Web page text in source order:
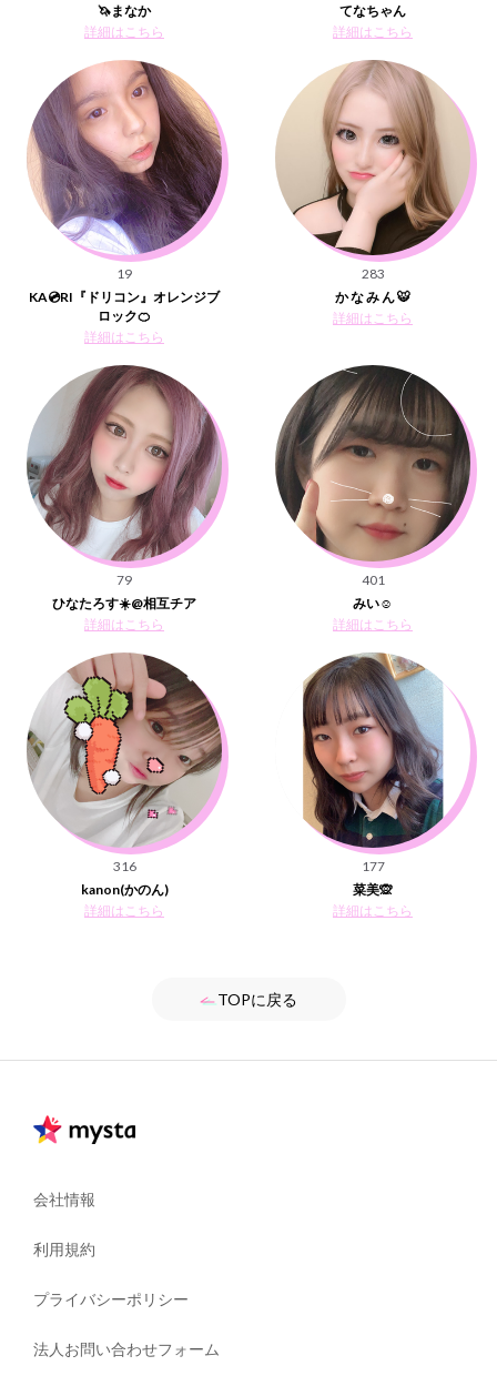
🦄まなか
詳細はこちら
てなちゃん
詳細はこちら
19
KA💿RI『ドリコン』オレンジブ
ロック🍊
詳細はこちら
283
か な み ん 🐯
詳細はこちら
79
ひなたろす☀️@相互チア
詳細はこちら
401
みい︎☺︎
詳細はこちら
316
kanon(かのん)
詳細はこちら
177
菜美🙊
詳細はこちら
TOPに戻る
会社情報
利用規約
プライバシーポリシー
法人お問い合わせフォーム